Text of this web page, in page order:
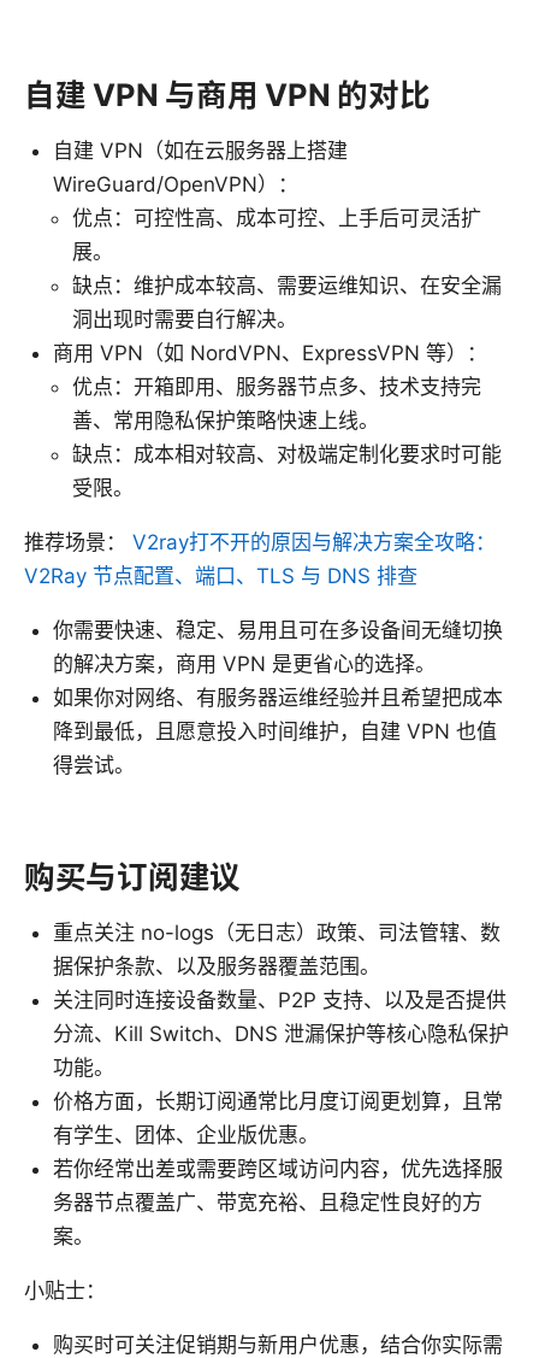
自建 VPN 与商用 VPN 的对比
自建 VPN（如在云服务器上搭建
WireGuard/OpenVPN）：
优点：可控性高、成本可控、上手后可灵活扩
展。
缺点：维护成本较高、需要运维知识、在安全漏
洞出现时需要自行解决。
商用 VPN（如 NordVPN、ExpressVPN 等）：
优点：开箱即用、服务器节点多、技术支持完
善、常用隐私保护策略快速上线。
缺点：成本相对较高、对极端定制化要求时可能
受限。
推荐场景： V2ray打不开的原因与解决方案全攻略：
V2Ray 节点配置、端口、TLS 与 DNS 排查
你需要快速、稳定、易用且可在多设备间无缝切换
的解决方案，商用 VPN 是更省心的选择。
如果你对网络、有服务器运维经验并且希望把成本
降到最低，且愿意投入时间维护，自建 VPN 也值
得尝试。
购买与订阅建议
重点关注 no-logs（无日志）政策、司法管辖、数
据保护条款、以及服务器覆盖范围。
关注同时连接设备数量、P2P 支持、以及是否提供
分流、Kill Switch、DNS 泄漏保护等核心隐私保护
功能。
价格方面，长期订阅通常比月度订阅更划算，且常
有学生、团体、企业版优惠。
若你经常出差或需要跨区域访问内容，优先选择服
务器节点覆盖广、带宽充裕、且稳定性良好的方
案。
小贴士：
购买时可关注促销期与新用户优惠，结合你实际需